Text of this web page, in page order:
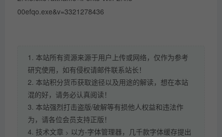
00efqo.exe&v=3321278436
1. 本站所有资源来源于用户上传或网络，仅作为参考
研究使用，如有侵权请邮件联系站长！
2. 本站积分货币获取途径以及用途的解读，想在本站
混的好，请务必认真阅读！
3. 本站强烈打击盗版/破解等有损他人权益和违法作
为，请各位会员支持正版！
4. 技术文章 > 以方-字体管理器，几千款字体缓存提出